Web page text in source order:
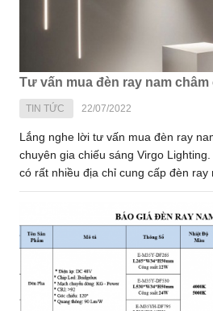
Tư vấn mua đèn ray nam
TIN TỨC 22/07/2022
Lắng nghe lời tư vấn mua đèn ray
chuyên gia chiếu sáng Virgo
có rất nhiều địa chỉ cung cấp đèn ray
tìm được địa chỉ mua chất lượng, uy
biết. Vậy có những tiêu chí gì để
chất lượng, giá tốt? Hãy theo dõi nội
nam châm mà chúng tôi chia sẻ